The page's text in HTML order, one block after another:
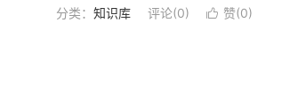
分类： 知识库 评论(0)  赞(0)